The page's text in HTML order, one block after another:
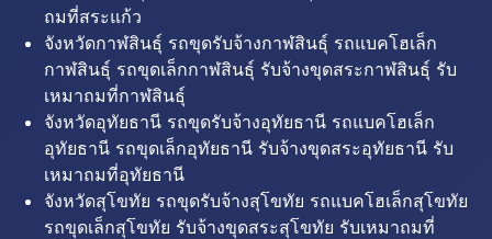
ถมที่สระแก้ว
จังหวัดกาฬสินธุ์ รถขุดรับจ้างกาฬสินธุ์ รถแบคโฮเล็ก
กาฬสินธุ์ รถขุดเล็กกาฬสินธุ์ รับจ้างขุดสระกาฬสินธุ์ รับ
เหมาถมที่กาฬสินธุ์
จังหวัดอุทัยธานี รถขุดรับจ้างอุทัยธานี รถแบคโฮเล็ก
อุทัยธานี รถขุดเล็กอุทัยธานี รับจ้างขุดสระอุทัยธานี รับ
เหมาถมที่อุทัยธานี
จังหวัดสุโขทัย รถขุดรับจ้างสุโขทัย รถแบคโฮเล็กสุโขทัย
รถขุดเล็กสุโขทัย รับจ้างขุดสระสุโขทัย รับเหมาถมที่